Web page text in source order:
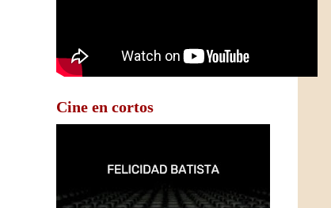
Cine en cortos